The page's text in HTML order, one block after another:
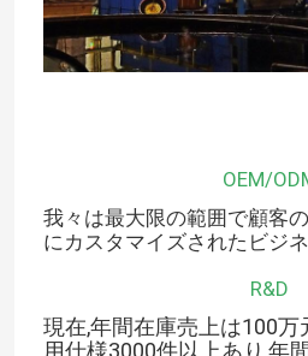
OEM/
我々は最大限の範囲で顧客
にカスタマイズされたビジ
R&D
現在,年間在庫売上は100万
用仕様3000件以上あり,年